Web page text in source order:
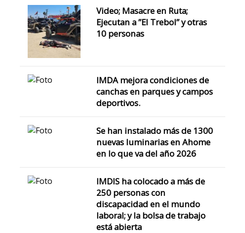
Video; Masacre en Ruta;
Ejecutan a ”El Trebol” y otras
10 personas
IMDA mejora condiciones de
canchas en parques y campos
deportivos.
Se han instalado más de 1300
nuevas luminarias en Ahome
en lo que va del año 2026
IMDIS ha colocado a más de
250 personas con
discapacidad en el mundo
laboral; y la bolsa de trabajo
está abierta